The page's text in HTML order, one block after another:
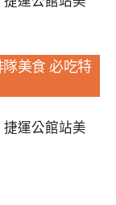
美食 必吃特